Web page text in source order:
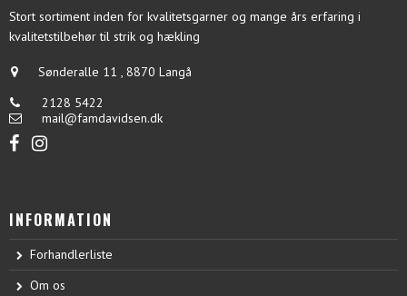
Stort sortiment inden for kvalitetsgarner og mange års erfaring i
kvalitetstilbehør til strik og hækling
Sønderalle 11 , 8870 Langå
2128 5422
mail@famdavidsen.dk
INFORMATION
Forhandlerliste
Om os